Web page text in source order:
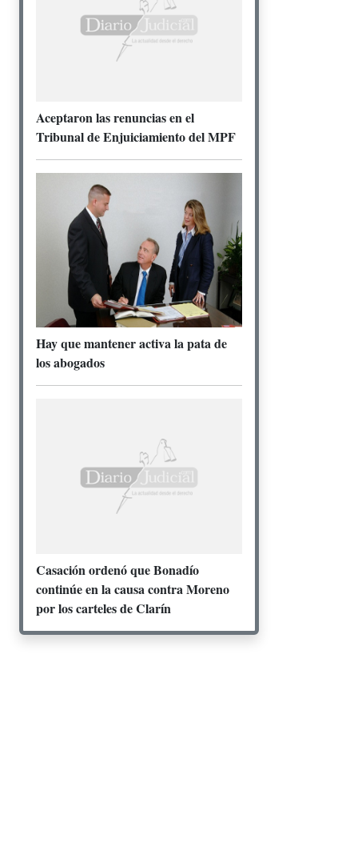
Aceptaron las renuncias en el
Tribunal de Enjuiciamiento del MPF
Hay que mantener activa la pata de
los abogados
Casación ordenó que Bonadío
continúe en la causa contra Moreno
por los carteles de Clarín